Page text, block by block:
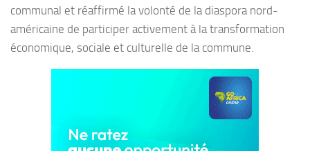
communal et réaffirmé la volonté de la diaspora nord-
américaine de participer activement à la transformation
économique, sociale et culturelle de la commune.